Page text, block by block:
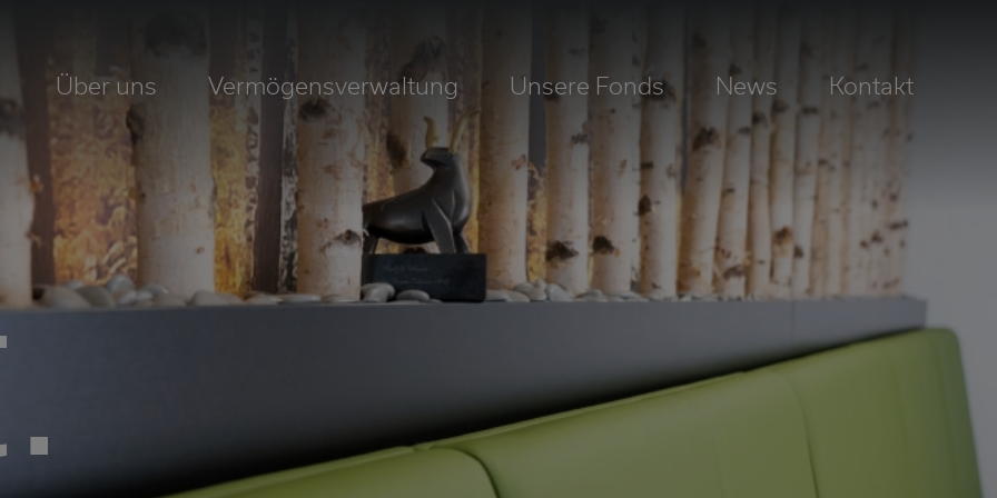
Über uns Vermögensverwaltung Unsere Fonds News Kontakt